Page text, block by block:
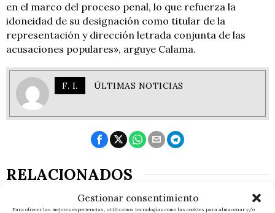
Gestionar consentimiento
Para ofrecer las mejores experiencias, utilizamos tecnologías como las cookies para almacenar y/o
en el marco del proceso penal, lo que refuerza la
idoneidad de su designación como titular de la
representación y dirección letrada conjunta de las
acusaciones populares», arguye Calama.
F. I. ÚLTIMAS NOTICIAS
RELACIONADOS